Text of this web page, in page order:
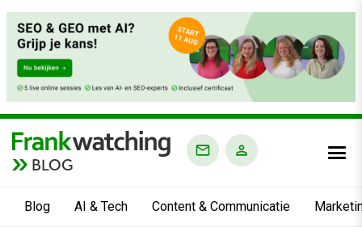
BLOG
Blog AI & Tech Content & Communicatie